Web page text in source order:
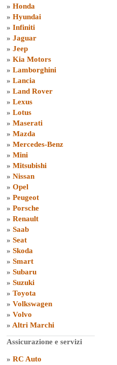
» Honda
» Hyundai
» Infiniti
» Jaguar
» Jeep
» Kia Motors
» Lamborghini
» Lancia
» Land Rover
» Lexus
» Lotus
» Maserati
» Mazda
» Mercedes-Benz
» Mini
» Mitsubishi
» Nissan
» Opel
» Peugeot
» Porsche
» Renault
» Saab
» Seat
» Skoda
» Smart
» Subaru
» Suzuki
» Toyota
» Volkswagen
» Volvo
» Altri Marchi
Assicurazione e servizi
» RC Auto